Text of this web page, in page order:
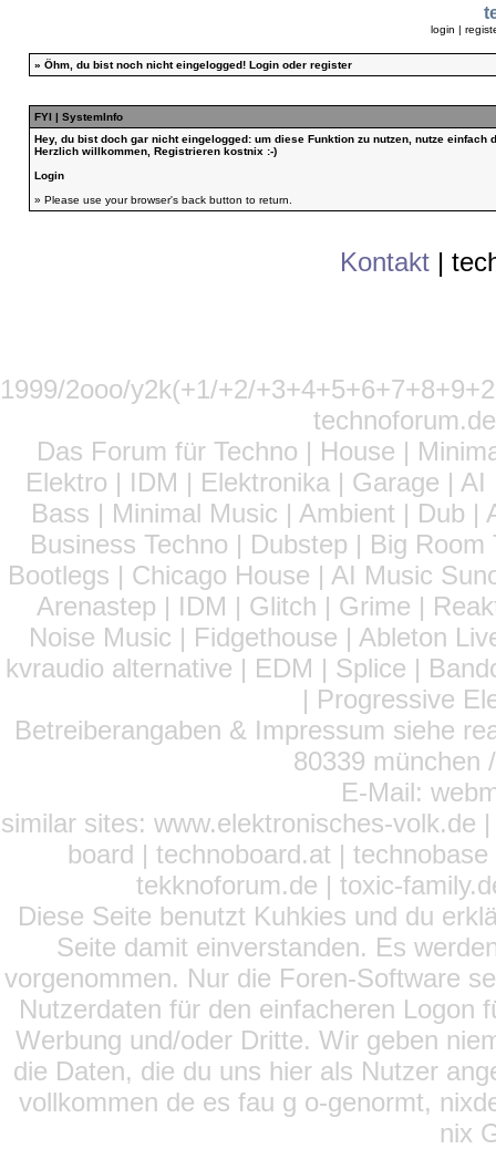
login |
» Öhm, du bist noch nicht eingelogged! Loginoder register
FYI | SystemInfo
Hey, du bist doch gar nicht eingelogged: um diese Funktion zu nutzen, nutze
Herzlich willkommen, Registrieren kostnix :-)
Login
» Please use your browser's back button to return.
Kontakt |
1999/2ooo/y2k(+1/+2/
Das Forum für Techno | House |
Elektro | IDM | Elektronika | Garage |
Bass | Minimal Music | Ambient | Dub
Business Techno | Dubstep | Big
Bootlegs | Chicago House | AI Music
Arenastep | IDM | Glitch | Grime |
Noise Music | Fidgethouse | Ableton
kvraudio alternative | EDM | Splice |
| Progressive
Betreiberangaben & Impressum siehe
80339 münchen
E-Mail:
similar sites: www.elektronisches-volk.de
board | technoboard.at |
tekknoforum.de | toxic-
Diese Seite benutzt Kuhkies und du
Seite damit einverstanden. Es
vorgenommen. Nur die Foren-Software
Nutzerdaten für den einfacheren Logon
Werbung und/oder Dritte. Wir geben
die Daten, die du uns hier als Nutzer
vollkommen de es fau g o-genormt,
nix